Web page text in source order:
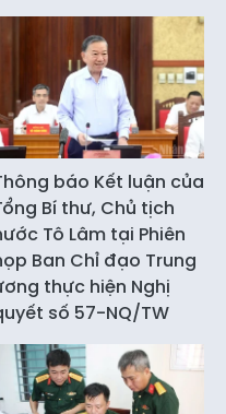
báo Kết luận của
Bí thư, Chủ tịch
Tô Lâm tại Phiên
Ban Chỉ đạo Trung
thực hiện Nghị
số 57-NQ/TW